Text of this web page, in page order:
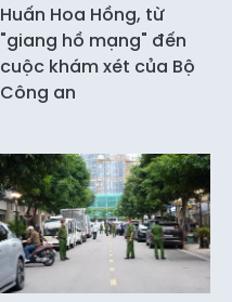
Huấn Hoa Hồng, từ
"giang hồ mạng" đến
cuộc khám xét của Bộ
Công an